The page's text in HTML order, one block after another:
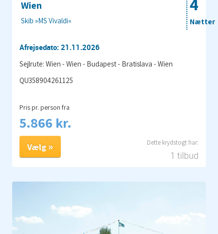
Nætter
Wien
Skib »MS Vivaldi«
Afrejsedato: 21.11.2026
Sejlrute: Wien - Wien - Budapest - Bratislava - Wien
QU358904261125
Pris pr. person fra
5.866 kr.
1 tilbud
Vælg